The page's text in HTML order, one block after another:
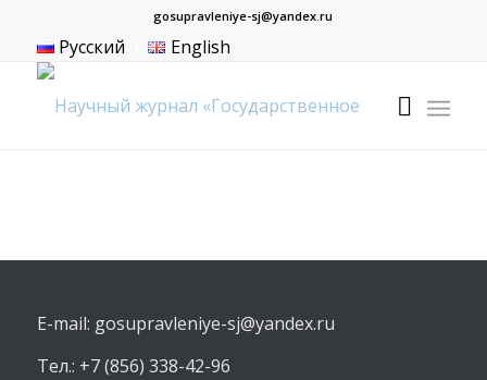
gosupravleniye-sj@yandex.ru
Русский ❘ English
E-mail: gosupravleniye-sj@yandex.ru
Тел.: +7 (856) 338-42-96